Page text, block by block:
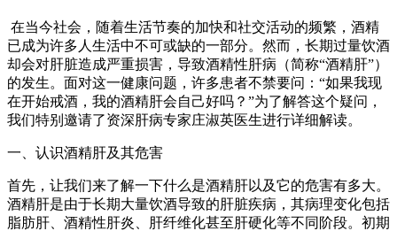
在当今社会，随着生活节奏的加快和社交活动的频繁，酒精
已成为许多人生活中不可或缺的一部分。然而，长期过量饮酒
却会对肝脏造成严重损害，导致酒精性肝病（简称“酒精肝”）
的发生。面对这一健康问题，许多患者不禁要问：“如果我现
在开始戒酒，我的酒精肝会自己好吗？”为了解答这个疑问，
我们特别邀请了资深肝病专家庄淑英医生进行详细解读。
一、认识酒精肝及其危害
首先，让我们来了解一下什么是酒精肝以及它的危害有多大。
酒精肝是由于长期大量饮酒导致的肝脏疾病，其病理变化包括
脂肪肝、酒精性肝炎、肝纤维化甚至肝硬化等不同阶段。初期